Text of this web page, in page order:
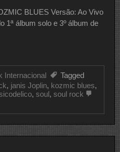
BLUES Versão: Ao Vivo
1ª álbum solo e 3º álbum de
Internacional
Tagged
, janis Joplin, kozmic blues,
, soul, soul rock